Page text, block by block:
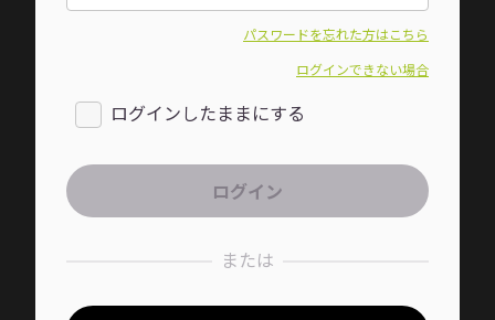
パスワードを忘れた方はこちら
ログインできない場合
ログインしたままにする
または